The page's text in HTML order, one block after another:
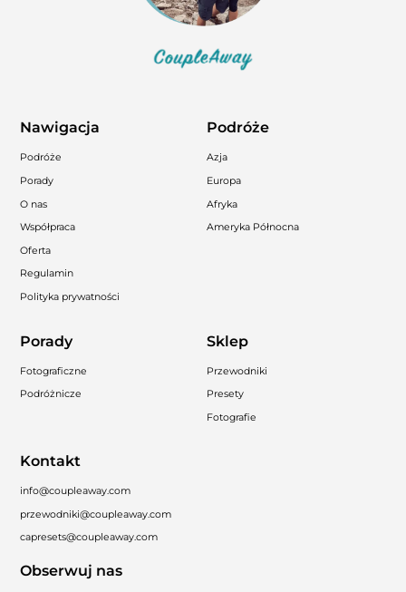
Nawigacja
Podróże
Porady
O nas
Współpraca
Oferta
Regulamin
Polityka prywatności
Podróże
Azja
Europa
Afryka
Ameryka Północna
Porady
Fotograficzne
Podróżnicze
Sklep
Przewodniki
Presety
Fotografie
Kontakt
info@coupleaway.com
przewodniki@coupleaway.com
capresets@coupleaway.com
Obserwuj nas